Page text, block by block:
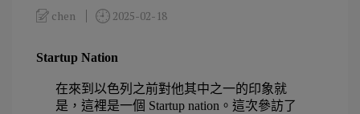
chen 2025-02-18
Startup Nation
在來到以色列之前對他其中之一的印象就
是，這裡是一個 Startup nation 。這次參訪了